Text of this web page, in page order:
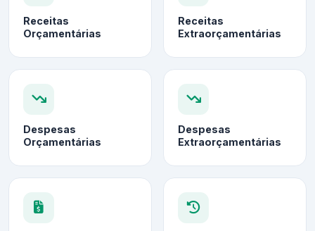
Receitas
Orçamentárias
Receitas
Extraorçamentárias
Despesas
Orçamentárias
Despesas
Extraorçamentárias